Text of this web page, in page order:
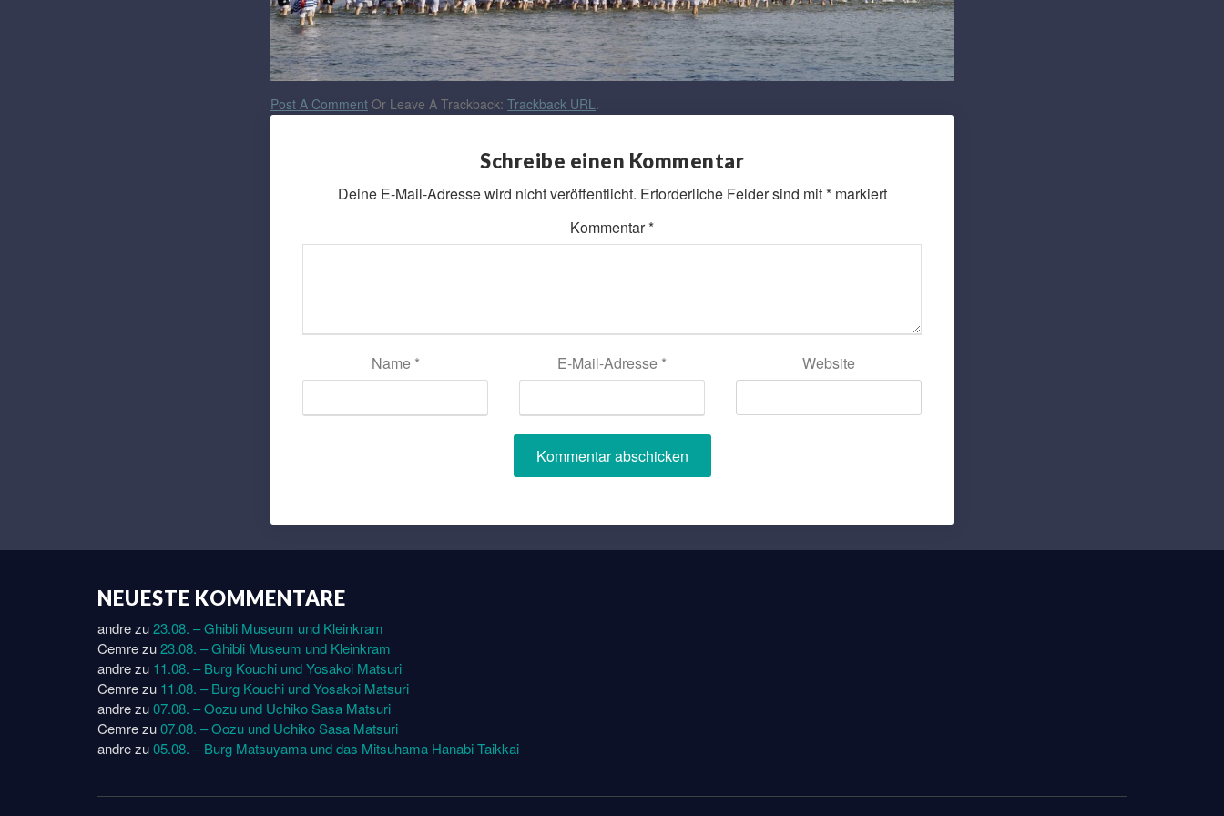
Post A Comment Or Leave A Trackback: Trackback URL
Schreibe einen Kommentar
Deine E-Mail-Adresse wird nicht veröffentlicht. Erforderliche Felder sind mit*markiert
Kommentar*
Name * E-Mail-Adresse * Website
NEUESTE KOMMENTARE
andrezu23.08. – Ghibli Museum und Kleinkram
Cemrezu23.08. – Ghibli Museum und Kleinkram
andrezu 11.08. – Burg Kouchi und Yosakoi Matsuri
Cemrezu 11.08. – Burg Kouchi und Yosakoi Matsuri
andrezu07.08. – Oozu und Uchiko Sasa Matsuri
Cemrezu07.08. – Oozu und Uchiko Sasa Matsuri
andrezu05.08. – Burg Matsuyama und das Mitsuhama Hanabi Taikkai